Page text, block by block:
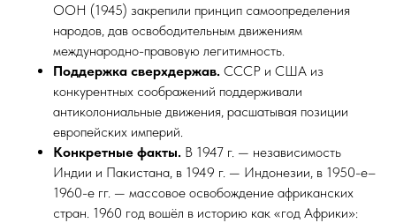
ООН (1945) закрепили принцип самоопределения
народов, дав освободительным движениям
международно-правовую легитимность.​
Поддержка сверхдержав. СССР и США из
конкурентных соображений поддерживали
антиколониальные движения, расшатывая позиции
европейских империй.​
Конкретные факты. В 1947 г. — независимость
Индии и Пакистана, в 1949 г. — Индонезии, в 1950-е–
1960-е гг. — массовое освобождение африканских
стран. 1960 год вошёл в историю как «год Африки»: